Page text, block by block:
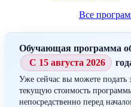
Все
Обучающая программа
С 15 августа 2026
Уже сейчас вы можете подать
текущую стоимость
непосредственно перед